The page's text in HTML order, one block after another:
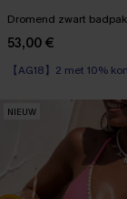
Dromend zwart
53,00 €
【AG18】2 met 10%
Underwire
NIEUW